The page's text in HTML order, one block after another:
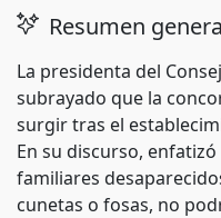
Resumen
La presidenta del
subrayado que la
surgir tras el
En su discurso,
familiares
cunetas o fosas, no